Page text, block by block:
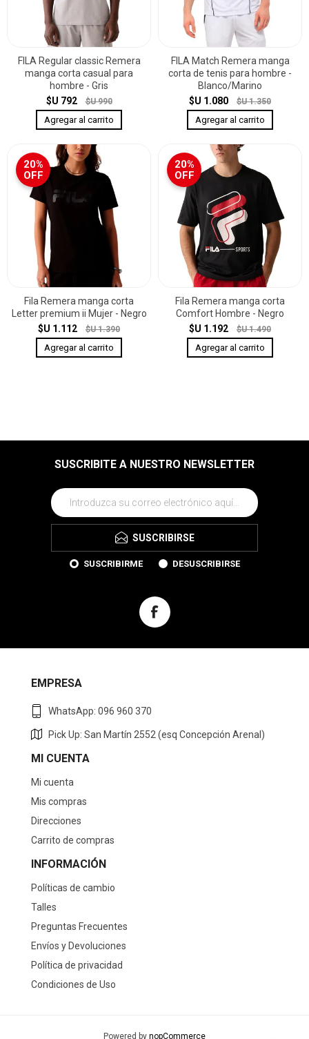
FILA Regular classic Remera
manga corta casual para
hombre - Gris
$U 792
$U 990
FILA Match Remera manga
corta de tenis para hombre -
Blanco/Marino
$U 1.080
$U 1.350
20%
OFF
Fila Remera manga corta
Letter premium ii Mujer - Negro
$U 1.112
$U 1.390
20%
OFF
Fila Remera manga corta
Comfort Hombre - Negro
$U 1.192
$U 1.490
SUSCRIBITE A NUESTRO NEWSLETTER
SUSCRIBIRSE
SUSCRIBIRME DESUSCRIBIRSE
EMPRESA
WhatsApp: 096 960 370
Pick Up: San Martín 2552 (esq Concepción Arenal)
MI CUENTA
Mi cuenta
Mis compras
Direcciones
Carrito de compras
INFORMACIÓN
Políticas de cambio
Talles
Preguntas Frecuentes
Envíos y Devoluciones
Política de privacidad
Condiciones de Uso
Powered by nopCommerce